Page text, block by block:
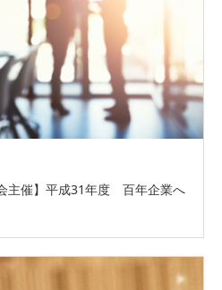
主催】平成31年度 百年企業へ